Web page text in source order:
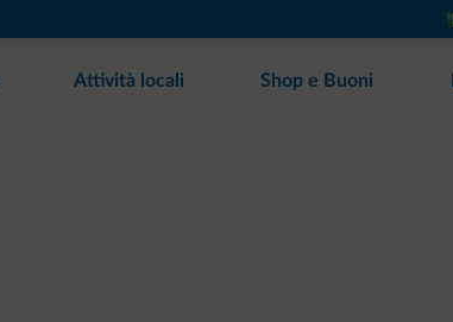
Attività locali Shop e Buoni